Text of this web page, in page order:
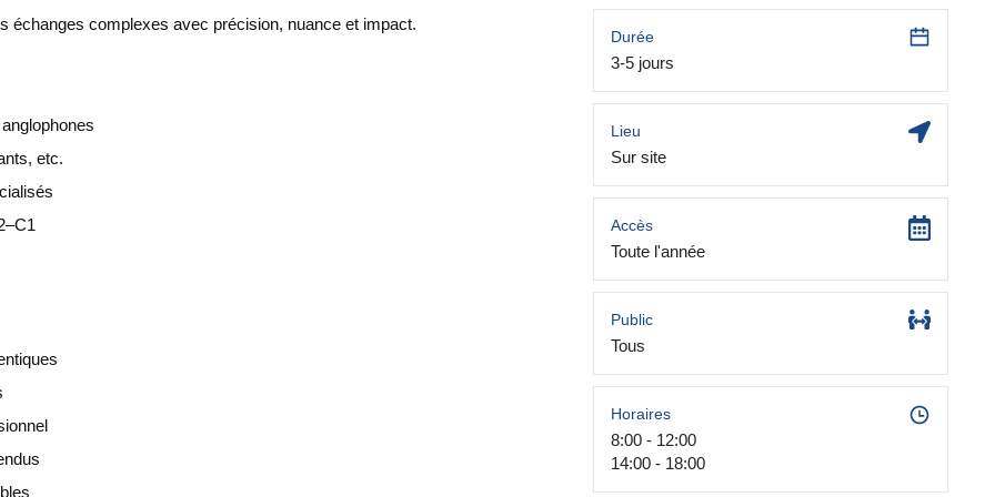
échanges complexes avec précision, nuance et impact.
etc.
Durée
3-5 jours
Lieu
Sur site
Accès
Toute l'année
Public
Tous
Horaires
8:00 - 12:00
14:00 - 18:00